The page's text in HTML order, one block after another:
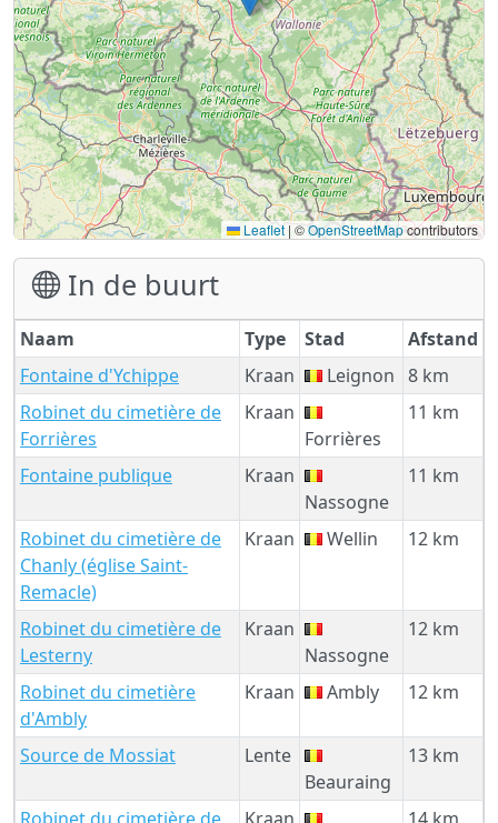
Leaflet |©OpenStreetMapcontributors
In de buurt
Naam Type Stad
Afstand
Fontaine d'Ychippe
Kraan Leignon 8 km
Robinet du cimetière de
Forrières
Kraan
Forrières
11 km
Fontaine publique
Kraan
Nassogne
11 km
Robinet du cimetière de
Chanly (église Saint-
Remacle)
Kraan Wellin 12 km
Robinet du cimetière de
Lesterny
Kraan
Nassogne
12 km
Robinet du cimetière
d'Ambly
Kraan Ambly 12 km
Source de Mossiat
Lente
Beauraing
13 km
Robinet du cimetière de
Kraan
14 km